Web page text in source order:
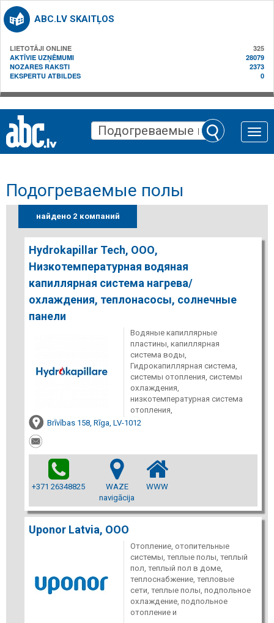
ABC.LV SKAITĻOS
LIETOTĀJI ONLINE
325
AKTĪVIE UZŅĒMUMI
28079
NOZARES RAKSTI
2373
EKSPERTU ATBILDES
0
Toggle
Подогреваемые полы
найдено 2 компаний
Hydrokapillar Tech, ООО,
Низкотемпературная водяная
капиллярная система нагрева/
охлаждения, теплонасосы, солнечные
панели
Водяные капиллярные
пластины, капиллярная
система воды,
Гидрокапиллярная система,
системы отопления, системы
охлаждения,
низкотемпературная система
отопления,
Brīvības 158, Rīga, LV-1012
+371 26348825
WAZE
navigācija
WWW
Uponor Latvia, ООО
Отопление, отопительные
системы, теплые полы, теплый
пол, теплый пол в доме,
теплоснабжение, тепловые
сети, теплые полы, подпольное
охлаждение, подпольное
отопление и